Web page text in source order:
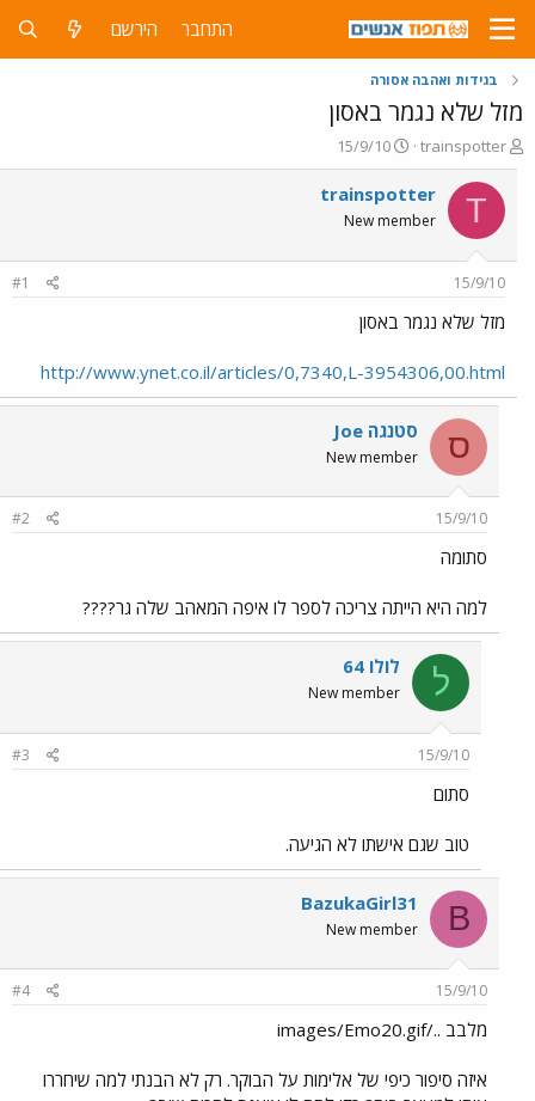
התחבר הירשם
בגידות ואהבה אסורה
מזל שלא נגמר באסון
פ
ו
ת
ח
ה
ו
ש
א
trainspotter
פ
ו
ר
ם
ר
15/9/10
T
trainspotter
New member
15/9/10
#1
מזל שלא נגמר באסון
http://www.ynet.co.il/articles/0,7340,L-3954306,00.html
ס סטנגה Joe
New member
15/9/10
#2
סתומה
למה היא הייתה צריכה לספר לו איפה המאהב שלה גר????
ל לולו 64
New member
15/9/10
#3
סתום
טוב שגם אישתו לא הגיעה.
B
BazukaGirl31
New member
15/9/10
#4
מלבב ../images/Emo20.gif
איזה סיפור כיפי של אלימות על הבוקר. רק לא הבנתי למה שיחררו